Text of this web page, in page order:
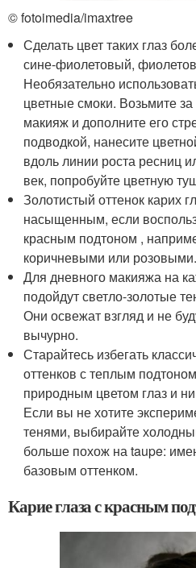
© fotoimedia/imaxtree
Сделать цвет таких глаз
сине-фиолетовый,
Необязательно
цветные смоки. Возьмите
макияж и дополните его
подводкой, нанесите
вдоль линии роста ресниц
век, попробуйте цветную
Золотистый оттенок карих
насыщенным, если
красным подтоном ,
коричневыми или розовыми.
Для дневного макияжа на
подойдут светло-золотые
Они освежат взгляд и не
вычурно.
Старайтесь избегать
оттенков с теплым
природным цветом глаз и
Если вы не хотите
тенями, выбирайте
больше похож на taupe:
базовым оттенком.
Карие глаза с красным